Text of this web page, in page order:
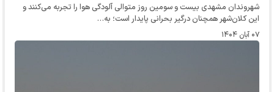
شهروندان مشهدی بیست‌ و سومین روز متوالی آلودگی هوا را تجربه می‌کنند و
این کلان‌شهر همچنان درگیر بحرانی پایدار است؛ به…
۰۷ آبان ۱۴۰۴